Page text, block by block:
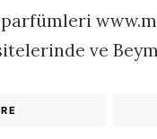
parfümleri
ve